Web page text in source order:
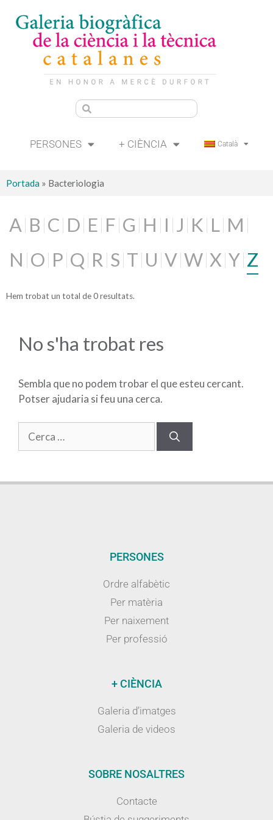
PERSONES + CIÈNCIA Català
Portada » Bacteriologia
A B C D E F G H I J K L M
N O P Q R S T U V W X Y Z
Hem trobat un total de 0 resultats.
No s'ha trobat res
Sembla que no podem trobar el que esteu cercant.
Potser ajudaria si feu una cerca.
PERSONES
Ordre alfabètic
Per matèria
Per naixement
Per professió
+ CIÈNCIA
Galeria d’imatges
Galeria de videos
SOBRE NOSALTRES
Contacte